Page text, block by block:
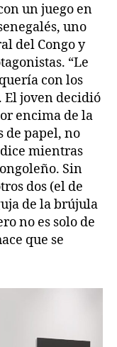
un juego en
uno
del Congo y
“Le
con los
El joven decidió
encima de la
de papel, no
mientras
Sin
dos (el de
de la brújula
no es solo de
que se